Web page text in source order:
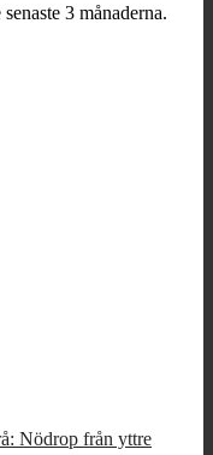
3 månaderna.